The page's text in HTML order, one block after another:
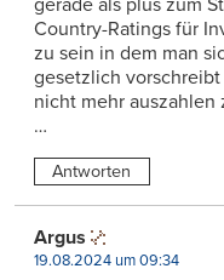
Country-Ratings für
zu sein in dem man
gesetzlich
nicht mehr auszahlen
…
Antworten
Argus
19.08.2024 um 09:34